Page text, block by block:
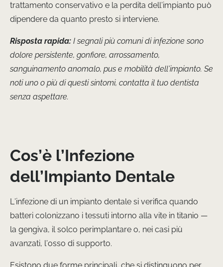
trattamento conservativo e la perdita dell’impianto può
dipendere da quanto presto si interviene.
Risposta rapida: I segnali più comuni di infezione sono
dolore persistente, gonfiore, arrossamento,
sanguinamento anomalo, pus e mobilità dell’impianto. Se
noti uno o più di questi sintomi, contatta il tuo dentista
senza aspettare.
Cos’è l’Infezione
dell’Impianto Dentale
L’infezione di un impianto dentale si verifica quando
batteri colonizzano i tessuti intorno alla vite in titanio —
la gengiva, il solco perimplantare o, nei casi più
avanzati, l’osso di supporto.